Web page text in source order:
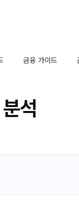
금융 가이드
석